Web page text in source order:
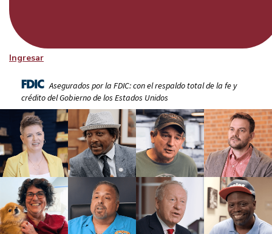
Ingresar
Asegurados por la FDIC: con el respaldo total de la fe y
crédito del Gobierno de los Estados Unidos